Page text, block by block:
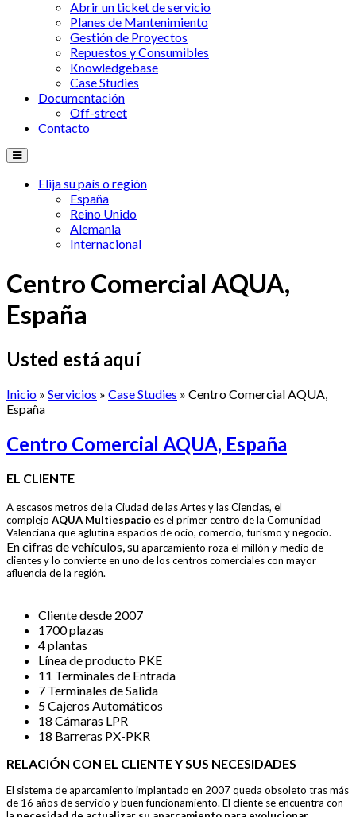
Abrir un ticket de servicio
Planes de Mantenimiento
Gestión de Proyectos
Repuestos y Consumibles
Knowledgebase
Case Studies
Documentación
Off-street
Contacto
Elija su país o región
España
Reino Unido
Alemania
Internacional
Centro Comercial AQUA,
España
Usted está aquí
Inicio » Servicios » Case Studies » Centro Comercial AQUA,
España
Centro Comercial AQUA, España
EL CLIENTE
A escasos metros de la Ciudad delas Artes y las Ciencias, el
complejo AQUA Multiespacioes el primercentro de la Comunidad
Valenciana que aglutina espacios de ocio, comercio, turismo y negocio.
En cifras de vehículos, suaparcamiento roza el millón ymedio de
clientes y lo convierte en uno de los centros comerciales con mayor
afluencia de la región.
Cliente desde 2007
1700 plazas
4 plantas
Línea de producto PKE
11 Terminales de Entrada
7 Terminales de Salida
5 Cajeros Automáticos
18 Cámaras LPR
18 Barreras PX-PKR
RELACIÓN CON EL CLIENTE Y SUS NECESIDADES
El sistema de aparcamiento implantado en 2007queda obsoleto tras más
de 16 años de servicio y buenfuncionamiento. El cliente se encuentra con